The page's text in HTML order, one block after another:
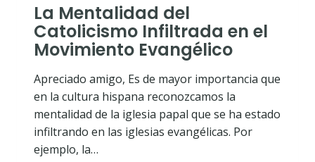
La Mentalidad del
Catolicismo Infiltrada en el
Movimiento Evangélico
Apreciado amigo, Es de mayor importancia que
en la cultura hispana reconozcamos la
mentalidad de la iglesia papal que se ha estado
infiltrando en las iglesias evangélicas. Por
ejemplo, la…